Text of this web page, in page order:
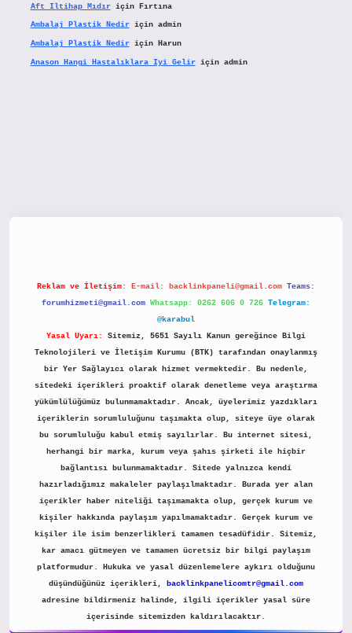
Aft Iltihap Mıdıriçin Fırtına
Ambalaj Plastik Nediriçin admin
Ambalaj Plastik Nediriçin Harun
Anason Hangi Hastalıklara Iyi Geliriçin admin
Reklam ve İletişim: E-mail: backlinkpaneli@gmail.com Teams:
forumhizmeti@gmail.com Whatsapp: 0262 606 0 726 Telegram:
@karabul
Yasal Uyarı:
Sitemiz, 5651 Sayılı Kanun gereğince Bilgi
Teknolojileri ve İletişim Kurumu (BTK) tarafından onaylanmış
bir Yer Sağlayıcı olarak hizmet vermektedir. Bu nedenle,
sitedeki içerikleri proaktif olarak denetleme veya araştırma
yükümlülüğümüz bulunmamaktadır. Ancak, üyelerimiz yazdıkları
içeriklerin sorumluluğunu taşımakta olup, siteye üye olarak
bu sorumluluğu kabul etmiş sayılırlar. Bu internet sitesi,
herhangi bir marka, kurum veya şahıs şirketi ile hiçbir
bağlantısı bulunmamaktadır. Sitede yalnızca kendi
hazırladığımız makaleler paylaşılmaktadır. Burada yer alan
içerikler haber niteliği taşımamakta olup, gerçek kurum ve
kişiler hakkında paylaşım yapılmamaktadır. Gerçek kurum ve
kişiler ile isim benzerlikleri tamamen tesadüfidir. Sitemiz,
kar amacı gütmeyen ve tamamen ücretsiz bir bilgi paylaşım
platformudur. Hukuka ve yasal düzenlemelere aykırı olduğunu
düşündüğünüz içerikleri,
backlinkpanelicomtr@gmail.com
adresine bildirmeniz halinde, ilgili içerikler yasal süre
içerisinde sitemizden kaldırılacaktır.